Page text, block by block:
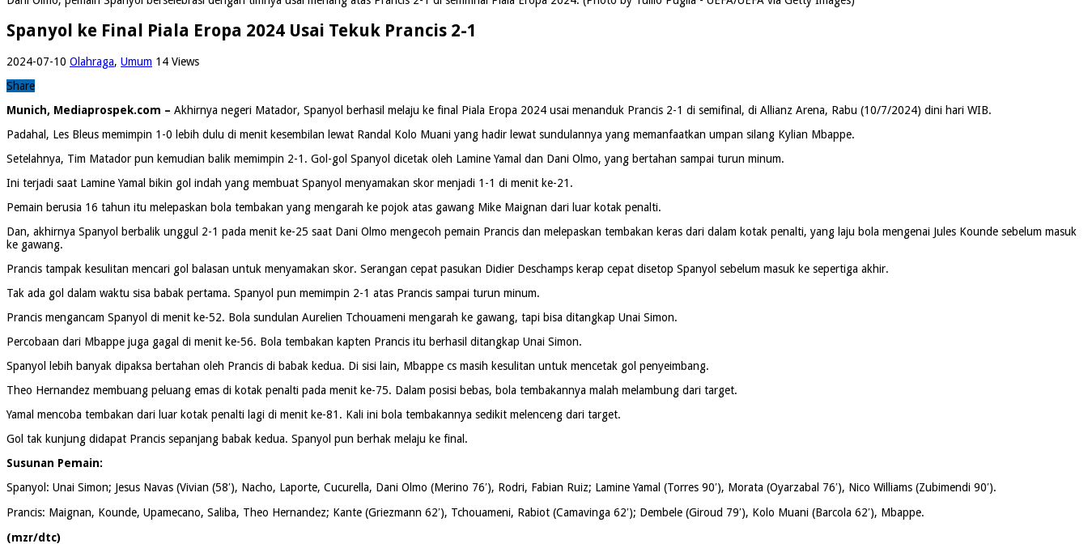
Spanyol ke Final Piala Eropa 2024 Usai Tekuk Prancis 2-1
2024-07-10 Olahraga, Umum 14 Views
Share
Munich, Mediaprospek.com – Akhirnya negeri Matador, Spanyol berhasil melaju ke final Piala Eropa 2024 usai menanduk Prancis 2-1 di semifinal, di Allianz Arena, Rabu (10/7/2024) dini hari WIB.
Padahal, Les Bleus memimpin 1-0 lebih dulu di menit kesembilan lewat Randal Kolo Muani yang hadir lewat sundulannya yang memanfaatkan umpan silang Kylian Mbappe.
Setelahnya, Tim Matador pun kemudian balik memimpin 2-1. Gol-gol Spanyol dicetak oleh Lamine Yamal dan Dani Olmo, yang bertahan sampai turun minum.
Ini terjadi saat Lamine Yamal bikin gol indah yang membuat Spanyol menyamakan skor menjadi 1-1 di menit ke-21.
Pemain berusia 16 tahun itu melepaskan bola tembakan yang mengarah ke pojok atas gawang Mike Maignan dari luar kotak penalti.
Dan, akhirnya Spanyol berbalik unggul 2-1 pada menit ke-25 saat Dani Olmo mengecoh pemain Prancis dan melepaskan tembakan keras dari dalam kotak penalti, yang laju bola mengenai Jules Kounde sebelum masuk
ke gawang.
Prancis tampak kesulitan mencari gol balasan untuk menyamakan skor. Serangan cepat pasukan Didier Deschamps kerap cepat disetop Spanyol sebelum masuk ke sepertiga akhir.
Tak ada gol dalam waktu sisa babak pertama. Spanyol pun memimpin 2-1 atas Prancis sampai turun minum.
Prancis mengancam Spanyol di menit ke-52. Bola sundulan Aurelien Tchouameni mengarah ke gawang, tapi bisa ditangkap Unai Simon.
Percobaan dari Mbappe juga gagal di menit ke-56. Bola tembakan kapten Prancis itu berhasil ditangkap Unai Simon.
Spanyol lebih banyak dipaksa bertahan oleh Prancis di babak kedua. Di sisi lain, Mbappe cs masih kesulitan untuk mencetak gol penyeimbang.
Theo Hernandez membuang peluang emas di kotak penalti pada menit ke-75. Dalam posisi bebas, bola tembakannya malah melambung dari target.
Yamal mencoba tembakan dari luar kotak penalti lagi di menit ke-81. Kali ini bola tembakannya sedikit melenceng dari target.
Gol tak kunjung didapat Prancis sepanjang babak kedua. Spanyol pun berhak melaju ke final.
Susunan Pemain:
Spanyol: Unai Simon; Jesus Navas (Vivian (58′), Nacho, Laporte, Cucurella, Dani Olmo (Merino 76′), Rodri, Fabian Ruiz; Lamine Yamal (Torres 90′), Morata (Oyarzabal 76′), Nico Williams (Zubimendi 90′).
Prancis: Maignan, Kounde, Upamecano, Saliba, Theo Hernandez; Kante (Griezmann 62′), Tchouameni, Rabiot (Camavinga 62′); Dembele (Giroud 79′), Kolo Muani (Barcola 62′), Mbappe.
(mzr/dtc)